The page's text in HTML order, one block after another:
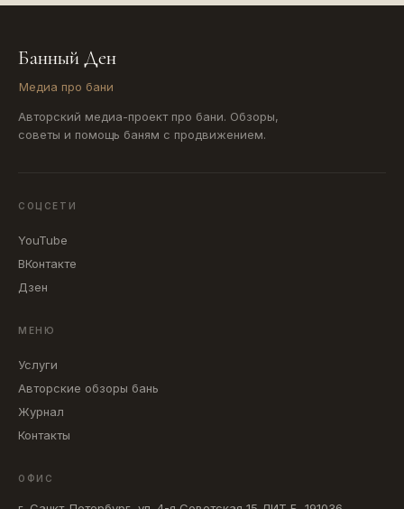
Банный Ден
Медиа про бани
Авторский медиа-проект про бани. Обзоры,
советы и помощь баням с продвижением.
СОЦСЕТИ
YouTube
ВКонтакте
Дзен
МЕНЮ
Услуги
Авторские обзоры бань
Журнал
Контакты
ОФИС